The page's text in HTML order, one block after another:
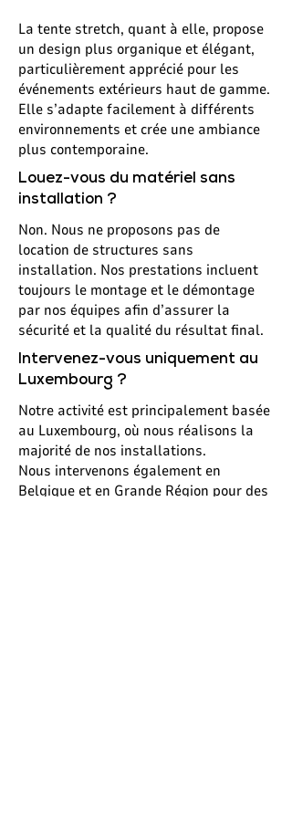
La tente stretch, quant à elle, propose
un design plus organique et élégant,
particulièrement apprécié pour les
événements extérieurs haut de gamme.
Elle s’adapte facilement à différents
environnements et crée une ambiance
plus contemporaine.
Louez-vous du matériel sans
installation ?
Non. Nous ne proposons pas de
location de structures sans
installation. Nos prestations incluent
toujours le montage et le démontage
par nos équipes afin d’assurer la
sécurité et la qualité du résultat final.
Intervenez-vous uniquement au
Luxembourg ?
Notre activité est principalement basée
au Luxembourg, où nous réalisons la
majorité de nos installations.
Nous intervenons également en
Belgique et en Grande Région pour des